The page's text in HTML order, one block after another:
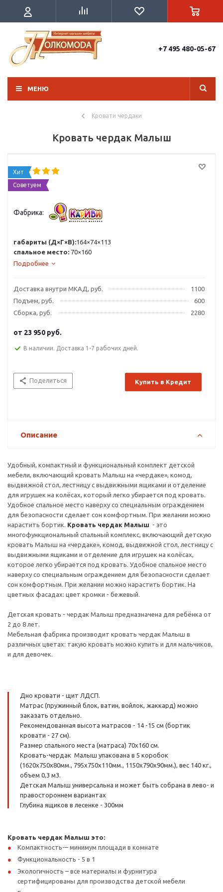
+7 495 480-05-67
МЕНЮ
Кровати чердаки
Кровать чердак Малыш
Хит
Советуем
Фабрика:
габариты (Д×Г×В):164×74×113
спальное место: 70×160
Подробнее
Доставка внутри МКАД, руб.
1100
Подъем, руб.
600
Сборка, руб.
2280
от 23 950 руб.
В наличии. Доставка 1-7 рабочих дней.
Поделиться Купить в Кредит
Описание
Удобный, компактный и функциональный комплект детской
мебели, включающий кровать Малыш на «чердаке», комод,
выдвижной стол, лестницу с выдвижными ящиками и отделение
для игрушек на колёсах, который легко убирается под кровать.
Удобное спальное место наверху со специальным ограждением
для безопасности сделает сон комфортным. При желании можно
нарастить бортик. Кровать чердак Малыш - это
многофункциональный спальный комплекс, включающий детскую
кровать Малыш на «чердаке», комод, выдвижной стол, лестницу с
выдвижными ящиками и отделение для игрушек на колёсах,
которое легко убирается под кровать. Удобное спальное место
наверху со специальным ограждением для безопасности сделает
сон комфортным. При желании можно нарастить бортик. На
цветных фасадах: цвет кромки - бежевый.
Детская кровать - чердак Малыш предназначена для ребёнка от
2 до 8 лет.
Мебельная фабрика производит кровать чердак Малыш в
различных цветах: такую кровать можно купить и для мальчиков,
и для девочек.
Дно кровати - щит ЛДСП.
Матрас (пружинный блок, ватин, войлок, жаккард) можно
заказать отдельно.
Рекомендованная высота матрасов - 14 -15 см (бортик
кровати - 27 см).
Размер спального места (матраса) 70х160 см.
Кровать-чердак Малыш упакована в 5 коробок
(1620х750х80мм., 795х750х110мм., 1150х790х90мм.), вес 140 кг.,
объем 0,3 м3.
Детская Малыш универсальна и может быть собрана в лево- и
правостороннем вариантах
Глубина ящиков в лесенке - 300мм
Кровать чердак Малыш это:
Компактность-– минимум площади в комнате
Функциональность - 5 в 1
Экологичность – все материалы и фурнитура
сертифицированы для производства детской мебели